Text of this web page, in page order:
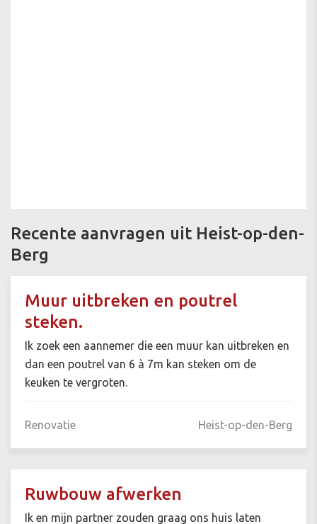
Recente aanvragen uit Heist-op-den-
Berg
Muur uitbreken en poutrel
steken.
Ik zoek een aannemer die een muur kan uitbreken en
dan een poutrel van 6 à 7m kan steken om de
keuken te vergroten.
Renovatie Heist-op-den-Berg
Ruwbouw afwerken
Ik en mijn partner zouden graag ons huis laten